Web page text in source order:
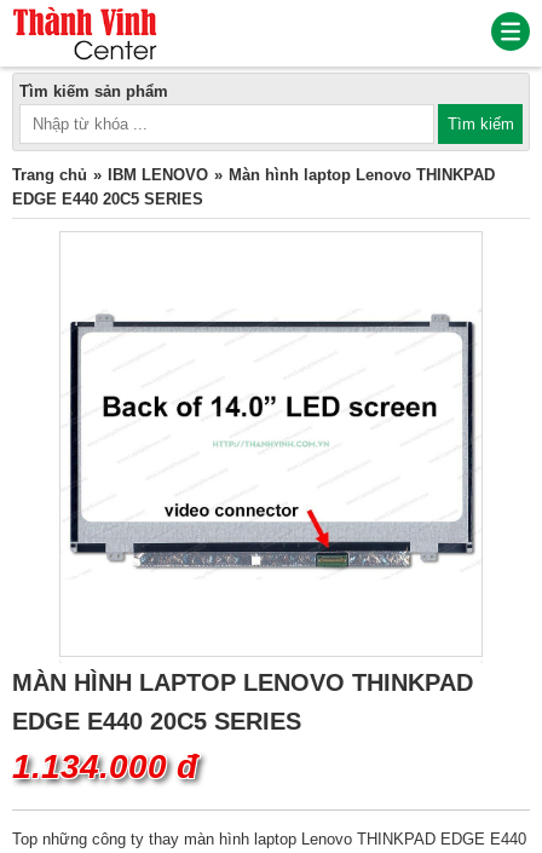
Tìm kiếm sản phẩm
Trang chủ IBM LENOVO
Màn hình laptop Lenovo THINKPAD
EDGE E440 20C5 SERIES
MÀN HÌNH LAPTOP LENOVO THINKPAD
EDGE E440 20C5 SERIES
1.134.000 đ
Top những công ty thay màn hình laptop Lenovo THINKPAD EDGE E440